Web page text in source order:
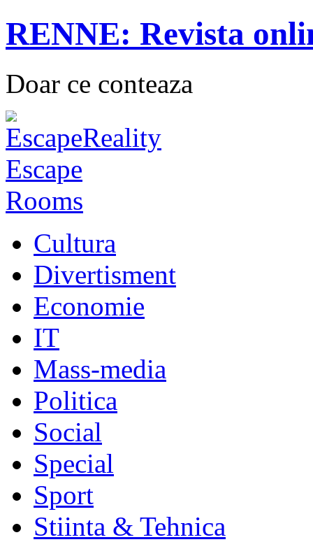
RENNE: Revista
Doar ce conteaza
Cultura
Divertisment
Economie
IT
Mass-media
Politica
Social
Special
Sport
Stiinta & Tehnica